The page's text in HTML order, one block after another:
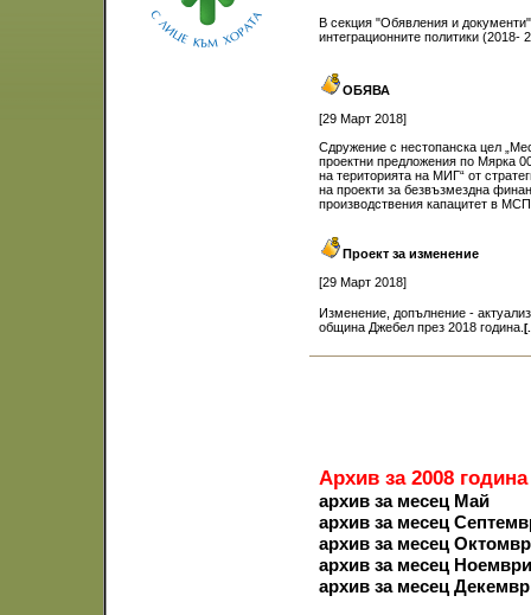
В секция "Обявления и
интеграционните политики (2018-
ОБЯВА
[29 Март 2018]
Сдружение с нестопанска цел
проектни предложения по Мярка
на територията на МИГ“ от
на проекти за безвъзмездна
производствения капацитет в
Проект за изменение
[29 Март 2018]
Изменение, допълнение -
община Джебел през 2018 година.
Архив за 2008 година
архив за месец Май
архив за месец
архив за месец
архив за месец Ноември
архив за месец